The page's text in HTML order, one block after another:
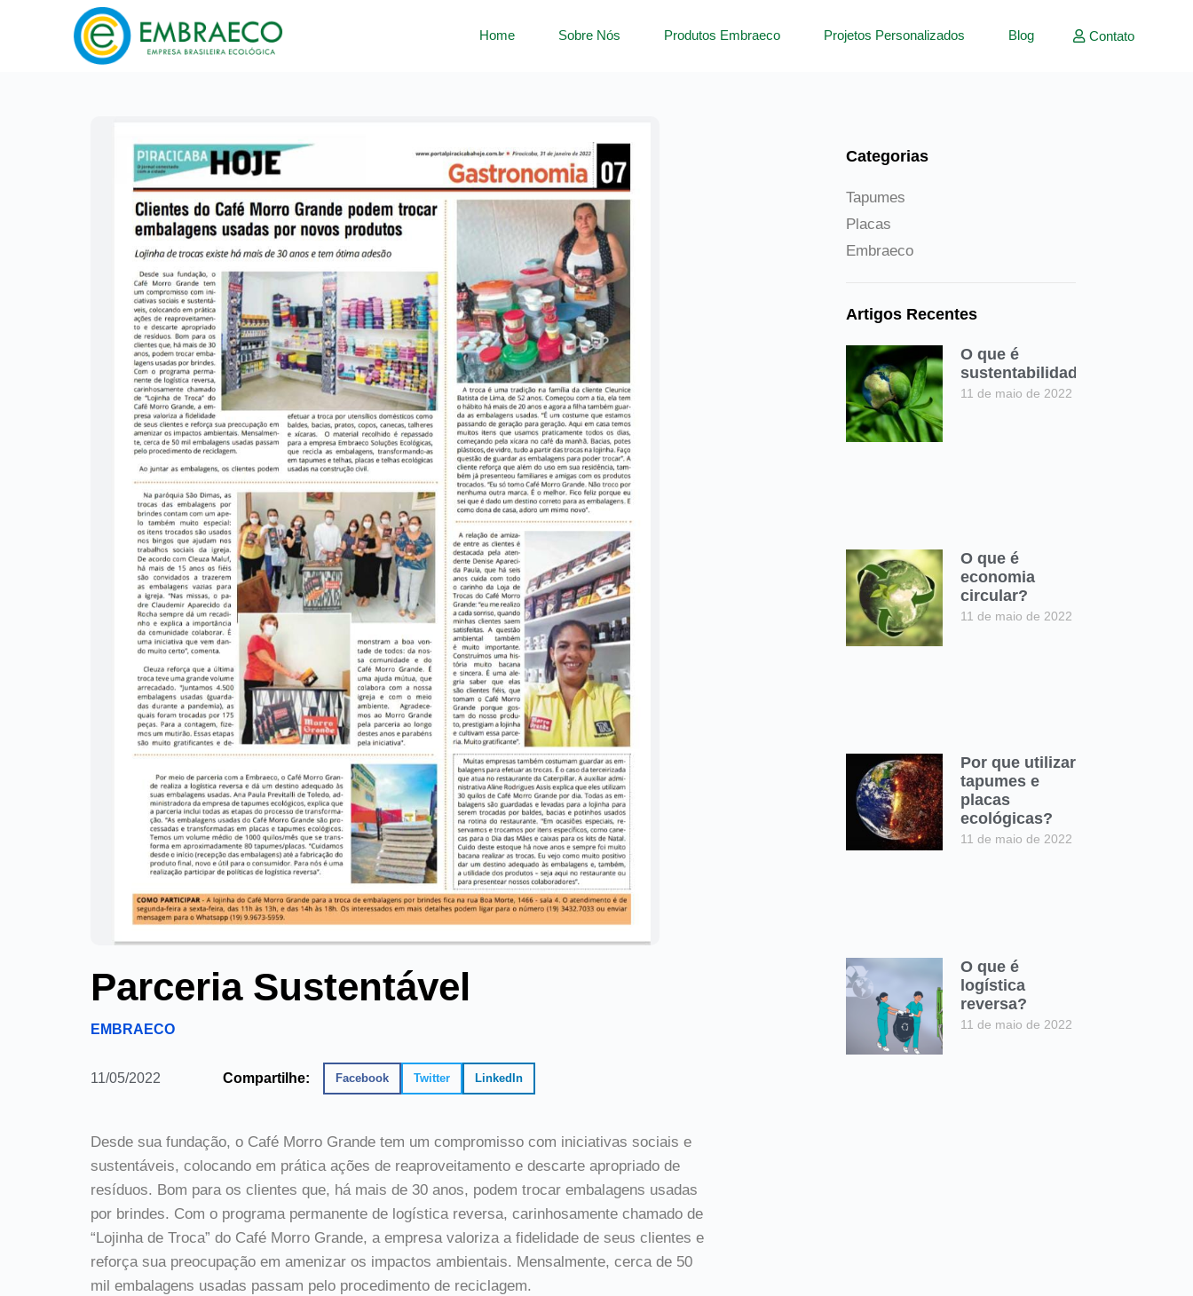
Home Sobre Nós Produtos Embraeco Projetos Personalizados Blog Contato
Parceria Sustentável
EMBRAECO
11/05/2022 Compartilhe: Facebook Twitter LinkedIn
Desde sua fundação, o Café Morro Grande tem um compromisso com iniciativas sociais e
sustentáveis, colocando em prática ações de reaproveitamento e descarte apropriado de
resíduos. Bom para os clientes que, há mais de 30 anos, podem trocar embalagens usadas
por brindes. Com o programa permanente de logística reversa, carinhosamente chamado de
“Lojinha de Troca” do Café Morro Grande, a empresa valoriza a fidelidade de seus clientes e
reforça sua preocupação em amenizar os impactos ambientais. Mensalmente, cerca de 50
mil embalagens usadas passam pelo procedimento de reciclagem.
Categorias
Categorias
Tapumes
Placas
Embraeco
Artigos Recentes
O que é
sustentabilidade?
11 de maio de 2022
O que é
economia
circular?
11 de maio de 2022
Por que utilizar
tapumes e
placas
ecológicas?
11 de maio de 2022
O que é
logística
reversa?
11 de maio de 2022